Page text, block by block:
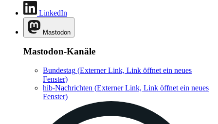
LinkedIn
Mastodon
Mastodon-Kanäle
Bundestag (Externer Link, Link öffnet ein neues
Fenster)
hib-Nachrichten (Externer Link, Link öffnet ein neues
Fenster)